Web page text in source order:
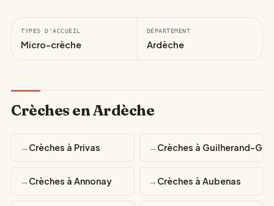
TYPES D'ACCUEIL
Micro-crèche
DÉPARTEMENT
Ardèche
Crèches en Ardèche
Crèches à Privas Crèches à Guilherand-
Crèches à Annonay Crèches à Aubenas